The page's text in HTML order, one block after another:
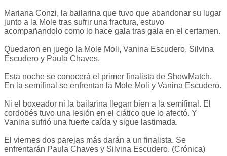
Mariana Conzi, la bailarina que tuvo que abandonar su lugar
junto a la Mole tras sufrir una fractura, estuvo
acompañandolo como lo hace gala tras gala en el certamen.
Quedaron en juego la Mole Moli, Vanina Escudero, Silvina
Escudero y Paula Chaves.
Esta noche se conocerá el primer finalista de ShowMatch.
En la semifinal se enfrentan la Mole Moli y Vanina Escudero.
Ni el boxeador ni la bailarina llegan bien a la semifinal. El
cordobés tuvo una lesión en el ciático que lo afectó. Y
Vanina sufrió una fuerte caída y sigue lastimada.
El viernes dos parejas más darán a un finalista. Se
enfrentarán Paula Chaves y Silvina Escudero. (Crónica)